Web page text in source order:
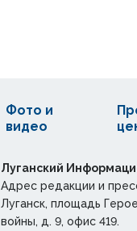
Фото и
видео
Луганский
Адрес редакции и
Луганск, площадь
войны, д. 9, офис 419.